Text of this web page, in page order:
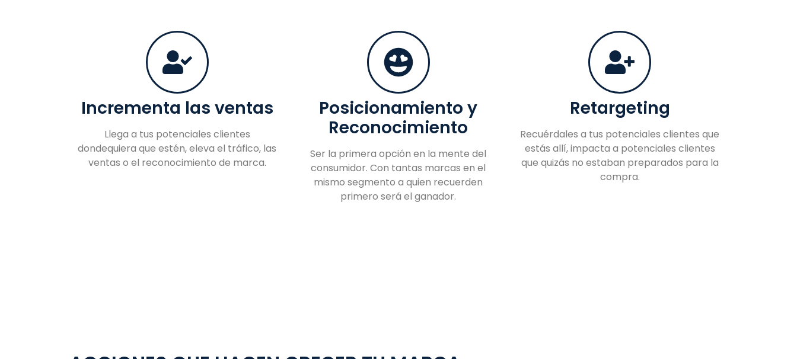
Incrementa las ventas
Llega a tus potenciales clientes
dondequiera que estén, eleva el tráfico, las
ventas o el reconocimiento de marca.
Posicionamiento y
Reconocimiento
Ser la primera opción en la mente del
consumidor. Con tantas marcas en el
mismo segmento a quien recuerden
primero será el ganador.
Retargeting
Recuérdales a tus potenciales clientes que
estás allí, impacta a potenciales clientes
que quizás no estaban preparados para la
compra.